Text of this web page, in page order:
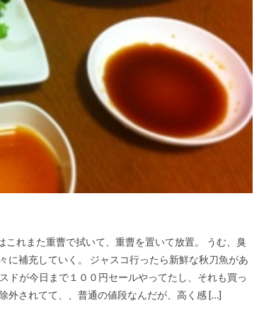
れまた重曹で拭いて、重曹を置いて放置。 うむ、臭
に補充していく。 ジャスコ行ったら新鮮な秋刀魚があ
ドが今日まで１００円セールやってたし、それも買っ
外されてて、、普通の値段なんだが、高く感 […]